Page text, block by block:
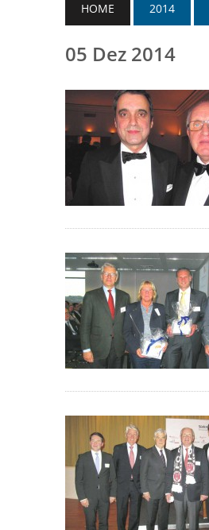
HOME 2014
05 Dez 2014